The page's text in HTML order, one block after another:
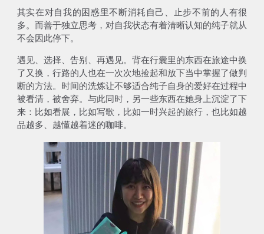
其实在对自我的困惑里不断消耗自己、止步不前的人有很
多。而善于独立思考，对自我状态有着清晰认知的纯子就从
不会因此停下。
遇见、选择、告别、再遇见。背在行囊里的东西在旅途中换
了又换，行路的人也在一次次地捡起和放下当中掌握了做判
断的方法。时间的洗炼让不够适合纯子自身的爱好在过程中
被看清，被舍弃。与此同时，另一些东西在她身上沉淀了下
来：比如看展，比如写歌，比如一时兴起的旅行，也比如越
品越多、越懂越着迷的咖啡。